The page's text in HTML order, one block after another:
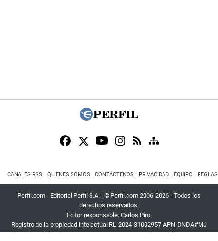
CANALES RSS QUIENES SOMOS CONTÁCTENOS PRIVACIDAD EQUIPO
Perfil.com - Editorial Perfil S.A. | © Perfil.com 2006-2026 - Todos los
derechos reservados.
Editor responsable: Carlos Piro.
Registro de la propiedad intelectual RL-2024-31002957-APN-DNDA#MJ
Dirección:California 2715,C1289ABI,CABA, Argentina| Teléfono:+54 9 11